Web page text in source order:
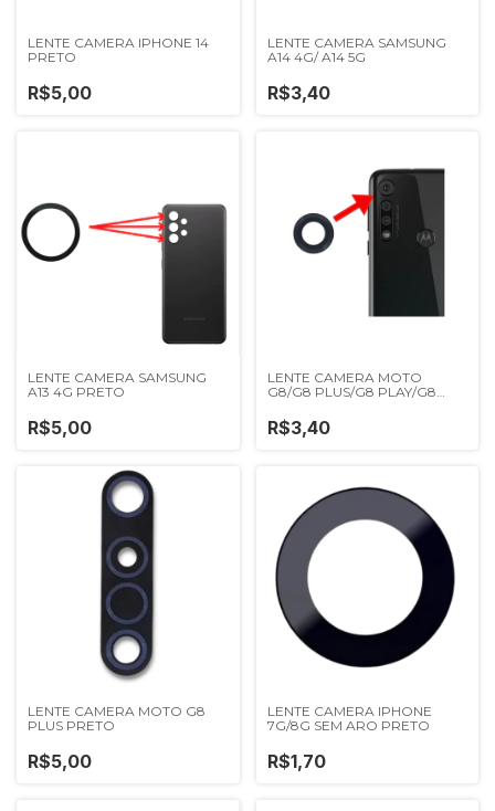
LENTE CAMERA IPHONE 14
PRETO
R$5,00
LENTE CAMERA SAMSUNG
A14 4G/ A14 5G
R$3,40
LENTE CAMERA SAMSUNG
A13 4G PRETO
R$5,00
LENTE CAMERA MOTO
G8/G8 PLUS/G8 PLAY/G8
LITE/ONE MACRO REDONDA
PRETA
R$3,40
LENTE CAMERA MOTO G8
PLUS PRETO
R$5,00
LENTE CAMERA IPHONE
7G/8G SEM ARO PRETO
R$1,70